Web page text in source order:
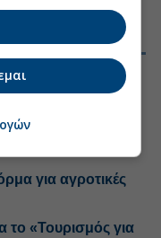
σε μεταβιβάσεις
το «ΜΙΔΑ» της
για αγροτικές
το «Τουρισμός για